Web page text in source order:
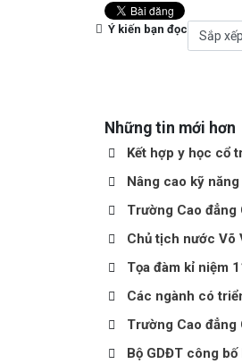
Ý kiến bạn đọc
Những tin mới hơn
Kết hợp y học cổ
Nâng cao kỹ
Trường Cao đẳng
Chủ tịch nước Võ
Tọa đàm kỉ niệm
Các ngành có
Trường Cao đẳng
Bộ GDĐT công